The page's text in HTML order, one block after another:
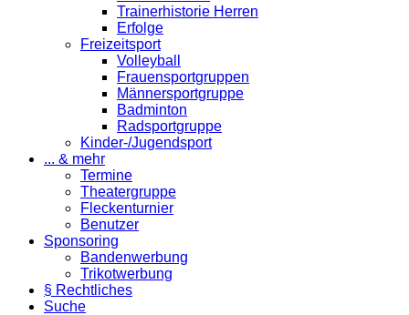
Trainerhistorie Herren
Erfolge
Freizeitsport
Volleyball
Frauensportgruppen
Männersportgruppe
Badminton
Radsportgruppe
Kinder-/Jugendsport
... & mehr
Termine
Theatergruppe
Fleckenturnier
Benutzer
Sponsoring
Bandenwerbung
Trikotwerbung
§ Rechtliches
Suche